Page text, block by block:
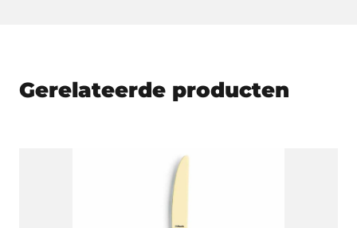
Gerelateerde producten